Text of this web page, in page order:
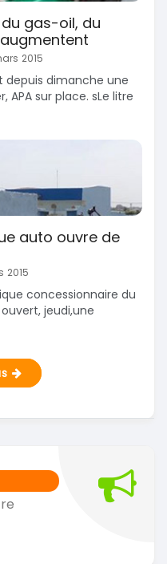
gas-oil, du
2015
depuis dimanche une
APA sur place. sLe litre
auto ouvre de
2015
concessionnaire du
jeudi,une